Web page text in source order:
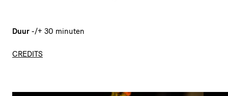
Duur -/+ 30 minuten
CREDITS